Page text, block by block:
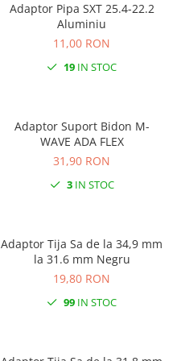
Adaptor Pipa SXT 25.4-22.2
Aluminiu
11,00 RON
19 IN STOC
Adaptor Suport Bidon M-
WAVE ADA FLEX
31,90 RON
3IN STOC
Adaptor Tija Sa de la 34,9 mm
la 31.6 mm Negru
19,80 RON
99 IN STOC